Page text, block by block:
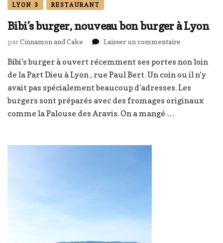
LYON 3 RESTAURANT
Bibi’s burger, nouveau bon burger à Lyon
parCinnamon and Cake Laisser un commentaire
burger,
nouveau
bon
burger
à
Bibi’s burger à ouvert récemment ses portes non loin
de la Part Dieu à Lyon , rue Paul Bert. Un coin ou il n’y
avait pas spécialement beaucoup d’adresses. Les
burgers sont préparés avec des fromages originaux
comme la Palouse des Aravis. On a mangé …